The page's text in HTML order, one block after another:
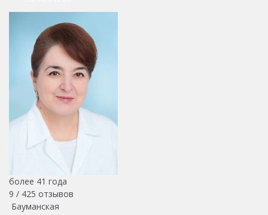
более 41 года
9 / 425 отзывов
Бауманская